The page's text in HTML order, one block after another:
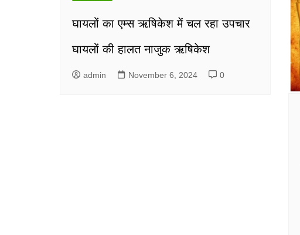
घायलों का एम्स ऋषिकेश में चल रहा उपचार
घायलों की हालत नाजुक ऋषिकेश
admin November 6, 2024 0